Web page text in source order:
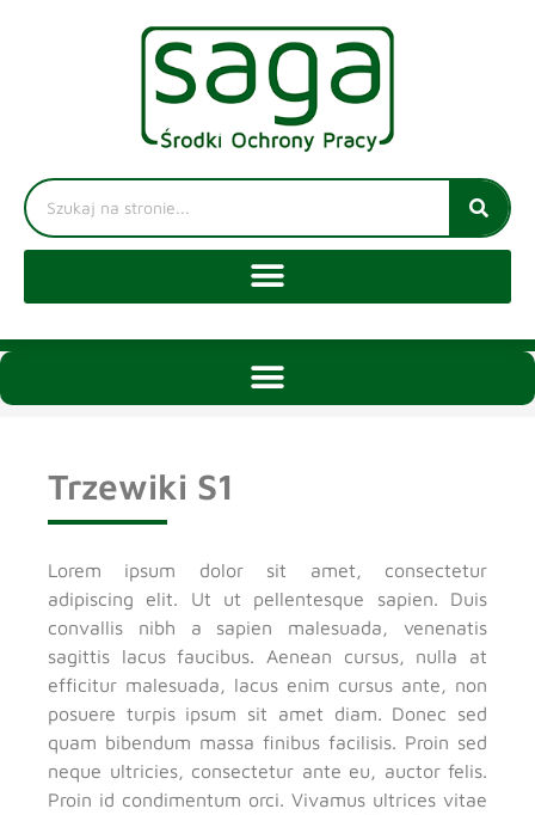
Trzewiki S1
Lorem ipsum dolor sit amet, consectetur
adipiscing elit. Ut ut pellentesque sapien. Duis
convallis nibh a sapien malesuada, venenatis
sagittis lacus faucibus. Aenean cursus, nulla at
efficitur malesuada, lacus enim cursus ante, non
posuere turpis ipsum sit amet diam. Donec sed
quam bibendum massa finibus facilisis. Proin sed
neque ultricies, consectetur ante eu, auctor felis.
Proin id condimentum orci. Vivamus ultrices vitae